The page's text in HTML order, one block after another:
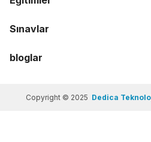
Sınavlar
bloglar
Copyright © 2025 Dedica